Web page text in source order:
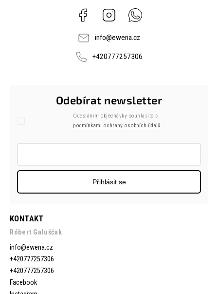
Facebook Instagram
info@ewena.cz
+420777257306
KONTAKT
Róbert Galuščak
info@ewena.cz
+420777257306
+420777257306
Facebook
Odebírat newsletter
Odesláním objednávky souhlasíte s
podmínkami ochrany osobních údajů
Přihlásit se